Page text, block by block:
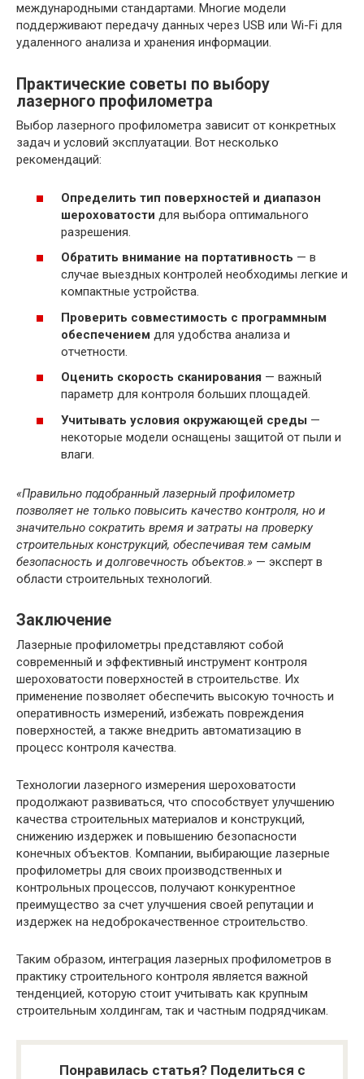
международными стандартами. Многие модели
поддерживают передачу данных через USB или Wi-Fi для
удаленного анализа и хранения информации.
Практические советы по выбору
лазерного профилометра
Выбор лазерного профилометра зависит от конкретных
задач и условий эксплуатации. Вот несколько
рекомендаций:
Определить тип поверхностей и диапазон
шероховатости для выбора оптимального
разрешения.
Обратить внимание на портативность — в
случае выездных контролей необходимы легкие и
компактные устройства.
Проверить совместимость с программным
обеспечением для удобства анализа и
отчетности.
Оценить скорость сканирования — важный
параметр для контроля больших площадей.
Учитывать условия окружающей среды —
некоторые модели оснащены защитой от пыли и
влаги.
«Правильно подобранный лазерный профилометр
позволяет не только повысить качество контроля, но и
значительно сократить время и затраты на проверку
строительных конструкций, обеспечивая тем самым
безопасность и долговечность объектов.» — эксперт в
области строительных технологий.
Заключение
Лазерные профилометры представляют собой
современный и эффективный инструмент контроля
шероховатости поверхностей в строительстве. Их
применение позволяет обеспечить высокую точность и
оперативность измерений, избежать повреждения
поверхностей, а также внедрить автоматизацию в
процесс контроля качества.
Технологии лазерного измерения шероховатости
продолжают развиваться, что способствует улучшению
качества строительных материалов и конструкций,
снижению издержек и повышению безопасности
конечных объектов. Компании, выбирающие лазерные
профилометры для своих производственных и
контрольных процессов, получают конкурентное
преимущество за счет улучшения своей репутации и
издержек на недоброкачественное строительство.
Таким образом, интеграция лазерных профилометров в
практику строительного контроля является важной
тенденцией, которую стоит учитывать как крупным
строительным холдингам, так и частным подрядчикам.
Понравилась статья? Поделиться с